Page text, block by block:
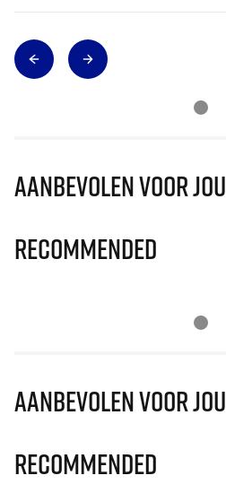
Aanbevolen voor jou
Recommended
Aanbevolen voor jou
Recommended